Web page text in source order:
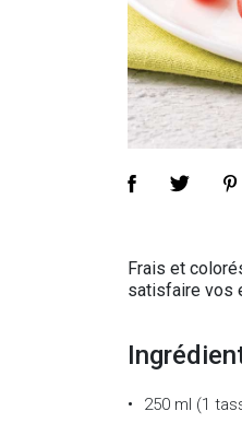
Frais et
satisfaire vos
250 ml (1